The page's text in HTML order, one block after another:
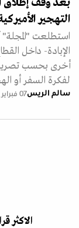
التهجير
استطلعت
الإبادة- داخل
أخرى بحسب
لفكرة السفر أو
سالم الريس07 فبراير 2025
الاكثر